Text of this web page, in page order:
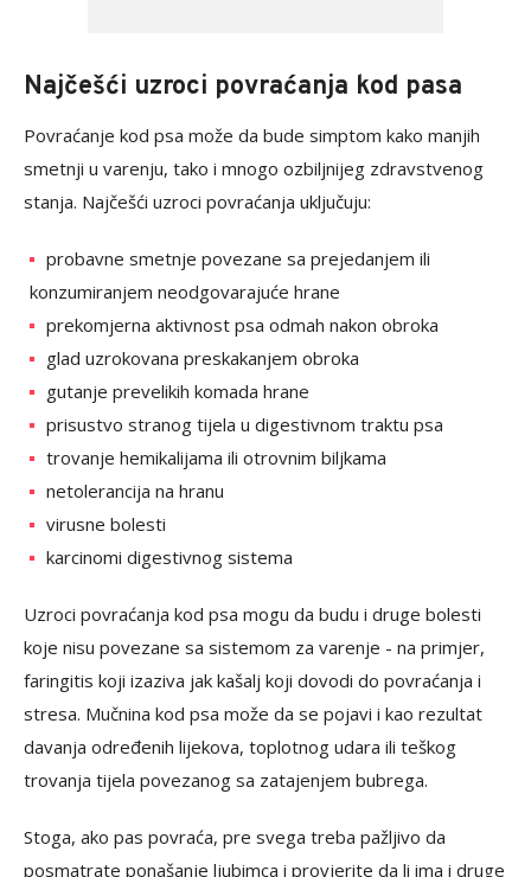
Najčešći uzroci povraćanja kod pasa
Povraćanje kod psa može da bude simptom kako manjih
smetnji u varenju, tako i mnogo ozbiljnijeg zdravstvenog
stanja. Najčešći uzroci povraćanja uključuju:
probavne smetnje povezane sa prejedanjem ili
konzumiranjem neodgovarajuće hrane
prekomjerna aktivnost psa odmah nakon obroka
glad uzrokovana preskakanjem obroka
gutanje prevelikih komada hrane
prisustvo stranog tijela u digestivnom traktu psa
trovanje hemikalijama ili otrovnim biljkama
netolerancija na hranu
virusne bolesti
karcinomi digestivnog sistema
Uzroci povraćanja kod psa mogu da budu i druge bolesti
koje nisu povezane sa sistemom za varenje - na primjer,
faringitis koji izaziva jak kašalj koji dovodi do povraćanja i
stresa. Mučnina kod psa može da se pojavi i kao rezultat
davanja određenih lijekova, toplotnog udara ili teškog
trovanja tijela povezanog sa zatajenjem bubrega.
Stoga, ako pas povraća, pre svega treba pažljivo da
posmatrate ponašanje ljubimca i provjerite da li ima i druge